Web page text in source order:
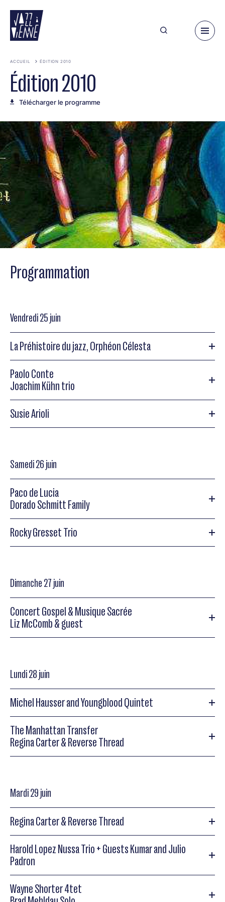
contenu
principal
ACCUEIL ÉDITION 2010
Édition 2010
Télécharger le programme
Programmation
Vendredi 25 juin
La Préhistoire du jazz, Orphéon Célesta
La Préhistoire du jazz, Orphéon Célesta
Spectable jeune public, Orphéon Célesta, "La Préhistoire du
jazz"
Paolo Conte
Joachim Kühn trio
Paolo Conte
Joachim Kühn trio
Joachim Kühn trio
Susie Arioli
Susie Arioli
Samedi 26 juin
Paco de Lucia
Dorado Schmitt Family
Paco de Lucia
Dorado Schmitt Family
Dorado Schmitt Family
Rocky Gresset Trio
Rocky Gresset Trio
Dimanche 27 juin
Concert Gospel & Musique Sacrée
Liz McComb & guest
Concert Gospel & Musique Sacrée
Liz McComb & guest
Liz McComb & guest Regina Carter (vln)
Lundi 28 juin
Michel Hausser and Youngblood Quintet
Michel Hausser and Youngblood Quintet
Michel Hausser and Youngblood Quintet
The Manhattan Transfer
Regina Carter & Reverse Thread
The Manhattan Transfer
Regina Carter & Reverse Thread
Regina Carter & Reverse Thread
Mardi 29 juin
Regina Carter & Reverse Thread
Regina Carter & Reverse Thread
Regina Carter & Reverse Thread
Harold Lopez Nussa Trio + Guests Kumar and Julio
Padron
Harold Lopez Nussa Trio + Guests Kumar and Julio Padron
Wayne Shorter 4tet